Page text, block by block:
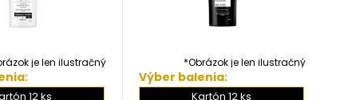
je len ilustračný
12 ks
*Obrázok je len ilustračný
Výber balenia:
Kartón 12 ks